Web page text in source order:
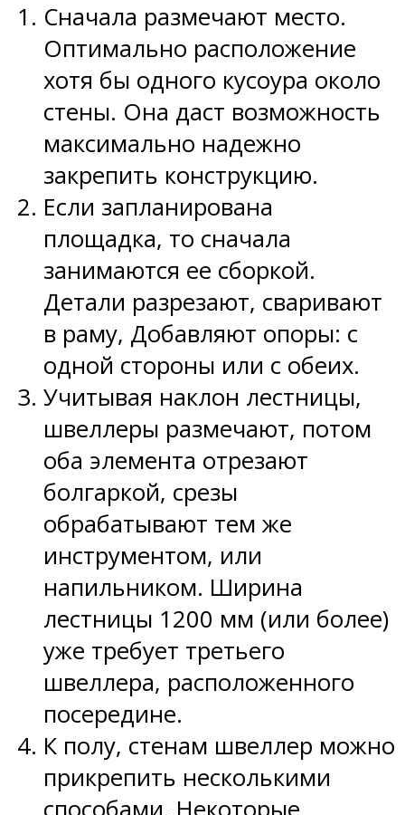
Сначала размечают место.
Оптимально расположение
хотя бы одного кусоура около
стены. Она даст возможность
максимально надежно
закрепить конструкцию.
Если запланирована
площадка, то сначала
занимаются ее сборкой.
Детали разрезают, сваривают
в раму, Добавляют опоры: с
одной стороны или с обеих.
Учитывая наклон лестницы,
швеллеры размечают, потом
оба элемента отрезают
болгаркой, срезы
обрабатывают тем же
инструментом, или
напильником. Ширина
лестницы 1200 мм (или более)
уже требует третьего
швеллера, расположенного
посередине.
К полу, стенам швеллер можно
прикрепить несколькими